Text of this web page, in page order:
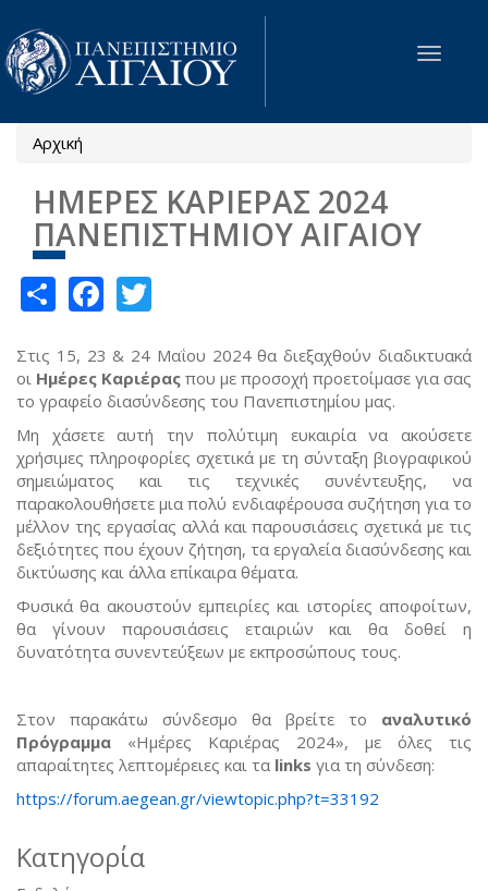
Παράκαμψη προς το κυρίως περιεχόμενο
Toggle
Είστε εδώ
Αρχική
ΗΜΕΡΕΣ ΚΑΡΙΕΡΑΣ 2024
ΠΑΝΕΠΙΣΤΗΜΙΟΥ ΑΙΓΑΙΟΥ
ShareFacebook
Στις 15, 23 & 24 Μαΐου 2024 θα διεξαχθούν διαδικτυακά
οι Ημέρες Καριέρας που με προσοχή προετοίμασε για σας
το γραφείο διασύνδεσης του Πανεπιστημίου μας.
Μη χάσετε αυτή την πολύτιμη ευκαιρία να ακούσετε
χρήσιμες πληροφορίες σχετικά με τη σύνταξη βιογραφικού
σημειώματος και τις τεχνικές συνέντευξης, να
παρακολουθήσετε μια πολύ ενδιαφέρουσα συζήτηση για το
μέλλον της εργασίας αλλά και παρουσιάσεις σχετικά με τις
δεξιότητες που έχουν ζήτηση, τα εργαλεία διασύνδεσης και
δικτύωσης και άλλα επίκαιρα θέματα.
Φυσικά θα ακουστούν εμπειρίες και ιστορίες αποφοίτων,
θα γίνουν παρουσιάσεις εταιριών και θα δοθεί η
δυνατότητα συνεντεύξεων με εκπροσώπους τους.
Στον παρακάτω σύνδεσμο θα βρείτε το αναλυτικό
Πρόγραμμα «Ημέρες Καριέρας 2024», με όλες τις
απαραίτητες λεπτομέρειες και τα links για τη σύνδεση:
https://forum.aegean.gr/viewtopic.php?t=33192
Κατηγορία